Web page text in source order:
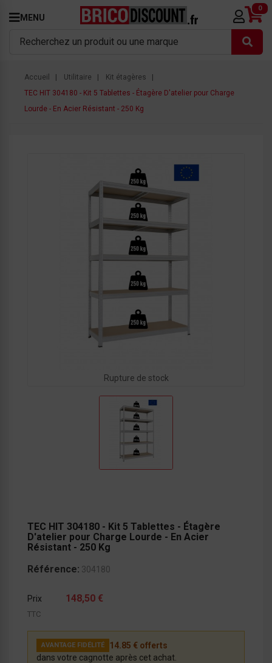
MENU
0
Accueil Utilitaire
Kit étagères
TEC HIT 304180 - Kit 5 Tablettes - Étagère D'atelier pour Charge
Lourde - En Acier Résistant - 250 Kg
Rupture de stock
TEC HIT 304180 - Kit 5 Tablettes - Étagère
D'atelier pour Charge Lourde - En Acier
Résistant - 250 Kg
Référence: 304180
Prix 148,50 €
TTC
AVANTAGE FIDÉLITÉ
14.85 € offerts
dans votre cagnotte après cet achat.